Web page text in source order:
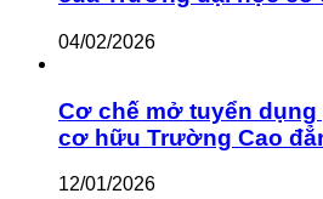
04/02/2026
Cơ chế mở tuyển
cơ hữu Trường Cao
12/01/2026